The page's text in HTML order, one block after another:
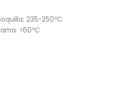
235-250ºC
>60ºC